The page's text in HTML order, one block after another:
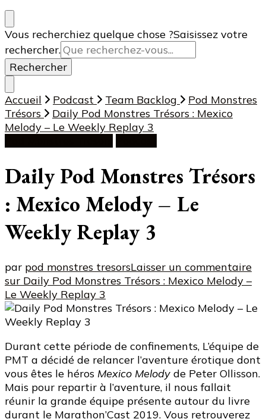
Vous recherchiez quelque chose ?Saisissez votre
rechercher.
Accueil Podcast Team Backlog
Pod Monstres
Trésors
Daily Pod Monstres Trésors : Mexico
Melody – Le Weekly Replay 3
Daily Pod Monstres Trésors
: Mexico Melody – Le
Weekly Replay 3
par pod monstres tresorsLaisser un commentaire
sur Daily Pod Monstres Trésors : Mexico Melody –
Le Weekly Replay 3
Durant cette période de confinements, L’équipe de
PMT a décidé de relancer l’aventure érotique dont
vous êtes le héros Mexico Melody de Peter Ollisson.
Mais pour repartir à l’aventure, il nous fallait
réunir la grande équipe présente autour du livre
durant le Marathon’Cast 2019. Vous retrouverez